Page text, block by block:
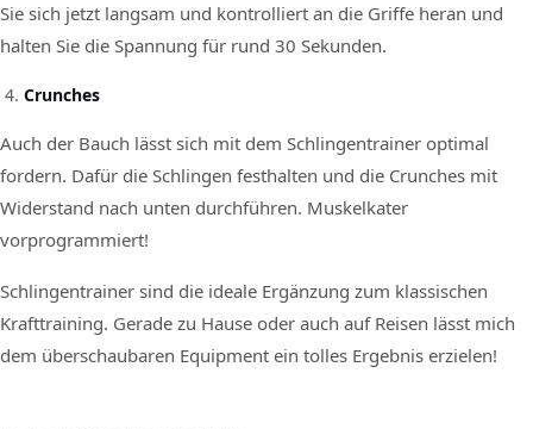
Sie sich jetzt langsam und kontrolliert an die Griffe heran und
halten Sie die Spannung für rund 30 Sekunden.
Crunches
Auch der Bauch lässt sich mit dem Schlingentrainer optimal
fordern. Dafür die Schlingen festhalten und die Crunches mit
Widerstand nach unten durchführen. Muskelkater
vorprogrammiert!
Schlingentrainer sind die ideale Ergänzung zum klassischen
Krafttraining. Gerade zu Hause oder auch auf Reisen lässt mich
dem überschaubaren Equipment ein tolles Ergebnis erzielen!